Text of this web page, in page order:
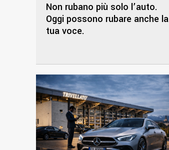
Non rubano più solo l’auto.
Oggi possono rubare anche la
tua voce.